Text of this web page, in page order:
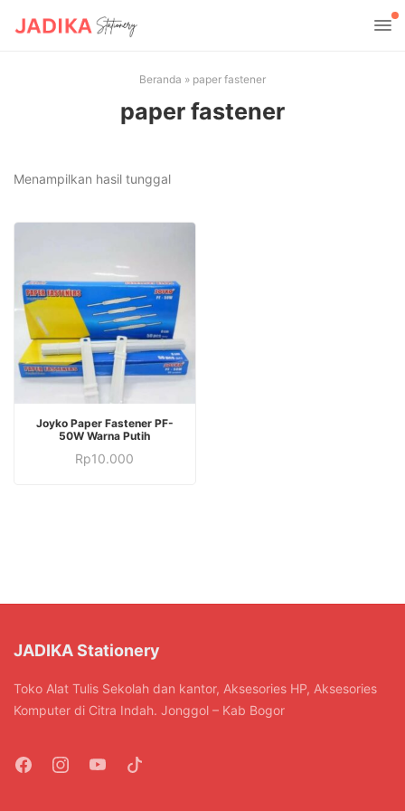
Beranda » paper fastener
paper fastener
Menampilkan hasil tunggal
Joyko Paper Fastener PF-
50W Warna Putih
Rp10.000
JADIKA Stationery
Toko Alat Tulis Sekolah dan kantor, Aksesories HP, Aksesories
Komputer di Citra Indah. Jonggol – Kab Bogor